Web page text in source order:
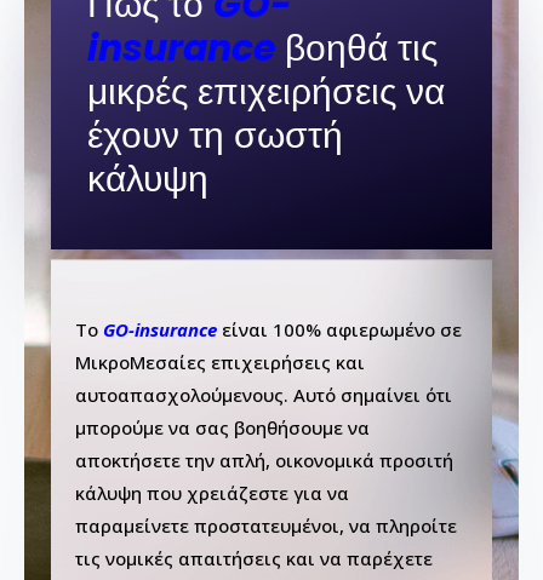
insurance βοηθά τις
μικρές επιχειρήσεις να
έχουν τη σωστή
κάλυψη
Το GO-insurance είναι 100% αφιερωμένο σε
ΜικροΜεσαίες επιχειρήσεις και
αυτοαπασχολούμενους. Αυτό σημαίνει ότι
μπορούμε να σας βοηθήσουμε να
αποκτήσετε την απλή, οικονομικά προσιτή
κάλυψη που χρειάζεστε για να
παραμείνετε προστατευμένοι, να πληροίτε
τις νομικές απαιτήσεις και να παρέχετε